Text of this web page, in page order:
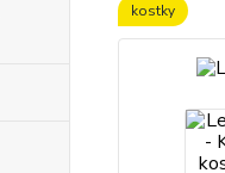
kostky